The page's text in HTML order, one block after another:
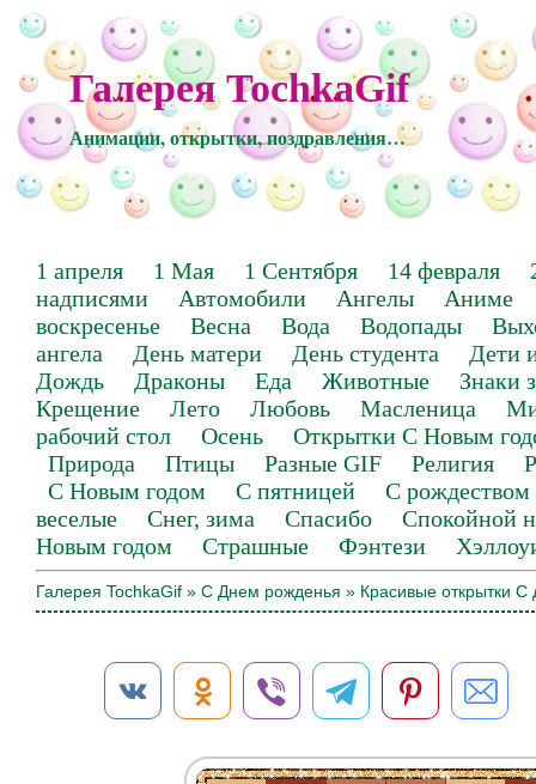
Галерея TochkaGif
Анимации, открытки, поздравления…
1 апреля 1 Мая 1 Сентября 14 февраля
надписями
Автомобили Ангелы
Аниме
воскресенье
Весна Вода Водопады
ангела
День матери День студента
Дети
Дождь
Драконы Еда Животные
Знаки
Крещение
Лето Любовь Масленица
рабочий стол
Осень
Открытки С Новым
Природа
Птицы Разные GIF Религия
С Новым годом
С пятницей
С рождеством
веселые
Снег, зима Спасибо
Спокойной
Новым годом
Страшные Фэнтези
Галерея TochkaGif » С Днем рожденья » Красивые открытки